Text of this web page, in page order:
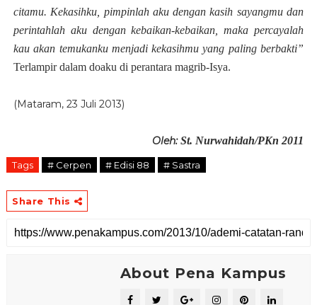
citamu. Kekasihku, pimpinlah aku dengan kasih sayangmu dan
perintahlah aku dengan kebaikan-kebaikan, maka percayalah
kau akan temukanku menjadi kekasihmu yang paling berbakti”
Terlampir dalam doaku di perantara magrib-Isya.
(Mataram, 23 Juli 2013)
Oleh:St. Nurwahidah/PKn 2011
Tags # Cerpen # Edisi 88 # Sastra
Share This
About Pena Kampus